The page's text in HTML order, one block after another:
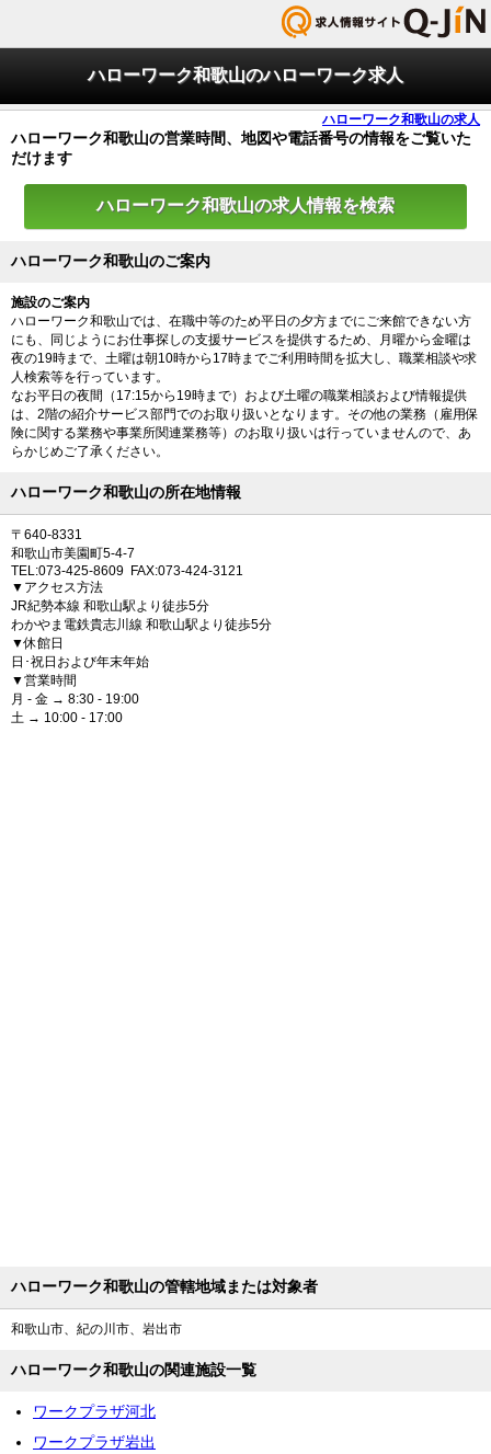
ハローワーク和歌山のハローワーク求人
ハローワーク和歌山の求人
ハローワーク和歌山の営業時間、地図や電話番号の情報をご覧いた
だけます
ハローワーク和歌山の求人情報を検索
ハローワーク和歌山のご案内
施設のご案内
ハローワーク和歌山では、在職中等のため平日の夕方までにご来館できない方
にも、同じようにお仕事探しの支援サービスを提供するため、月曜から金曜は
夜の19時まで、土曜は朝10時から17時までご利用時間を拡大し、職業相談や求
人検索等を行っています。
なお平日の夜間（17:15から19時まで）および土曜の職業相談および情報提供
は、2階の紹介サービス部門でのお取り扱いとなります。その他の業務（雇用保
険に関する業務や事業所関連業務等）のお取り扱いは行っていませんので、あ
らかじめご了承ください。
ハローワーク和歌山の所在地情報
〒640-8331
和歌山市美園町5-4-7
TEL:073-425-8609 FAX:073-424-3121
▼アクセス方法
JR紀勢本線 和歌山駅より徒歩5分
わかやま電鉄貴志川線 和歌山駅より徒歩5分
▼休館日
日･祝日および年末年始
▼営業時間
月 - 金 → 8:30 - 19:00
土 → 10:00 - 17:00
ハローワーク和歌山の管轄地域または対象者
和歌山市、紀の川市、岩出市
ハローワーク和歌山の関連施設一覧
ワークプラザ河北
ワークプラザ岩出